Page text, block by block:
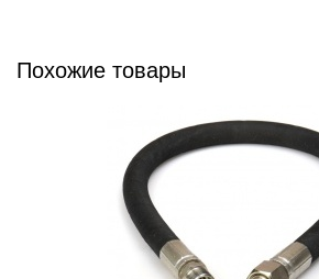
Похожие товары